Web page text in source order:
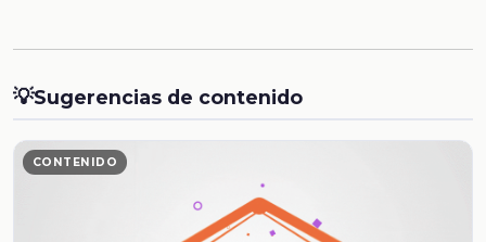
💡Sugerencias de contenido
CONTENIDO